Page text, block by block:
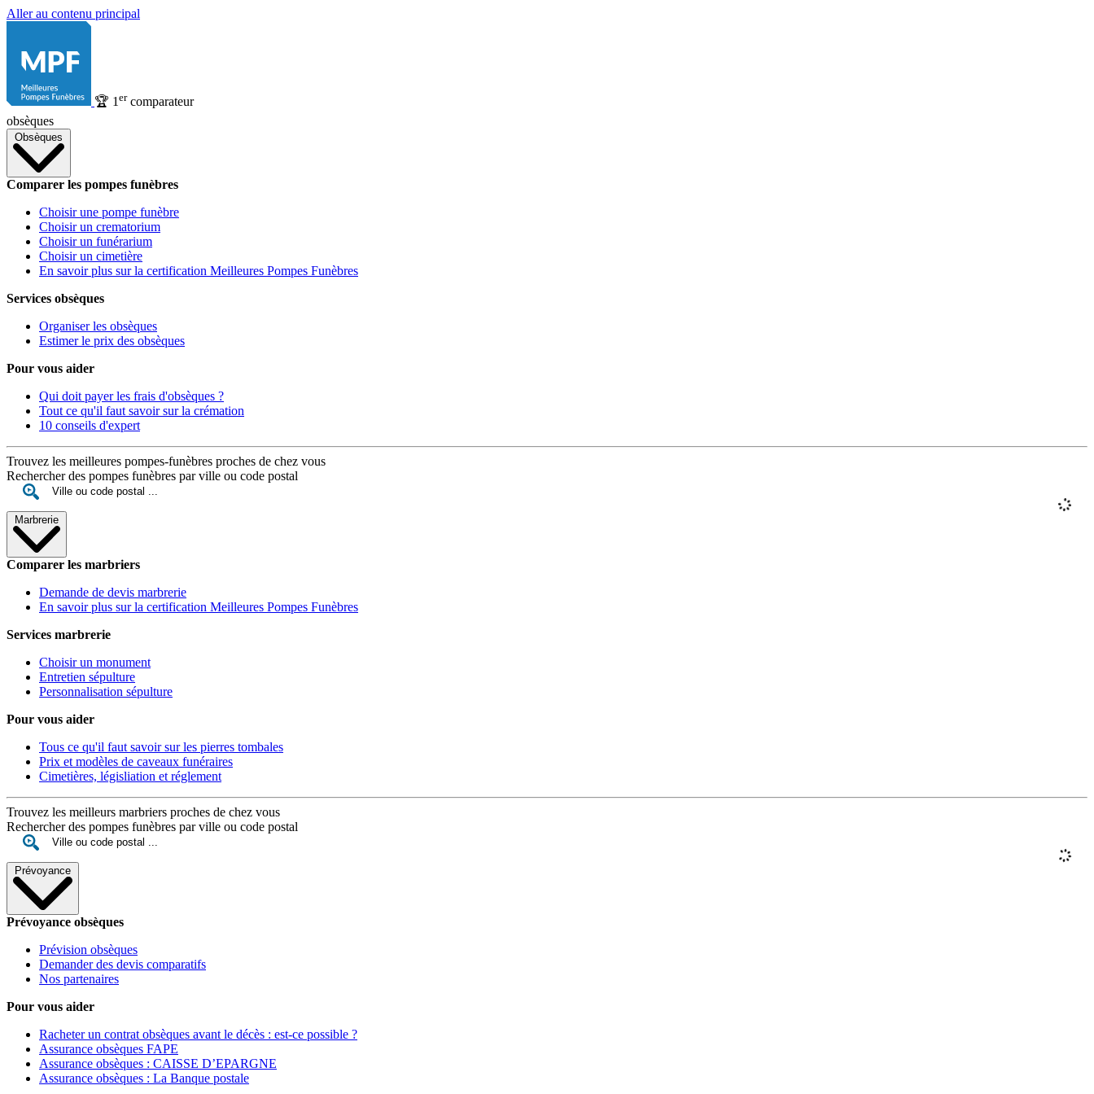
Aller au contenu principal
🏆 1 ercomparateur
obsèques
Obsèques
Comparer les pompes funèbres
Choisir une pompe funèbre
Choisir un crematorium
Choisir un funérarium
Choisir un cimetière
En savoir plus sur la certification Meilleures Pompes Funèbres
Services obsèques
Organiser les obsèques
Estimer le prix des obsèques
Pour vous aider
Qui doit payer les frais d'obsèques ?
Tout ce qu'il faut savoir sur la crémation
10 conseils d'expert
Trouvez les meilleures pompes-funèbres proches de chez vous
Rechercher des pompes funèbres par ville ou code postal
Marbrerie
Comparer les marbriers
Demande de devis marbrerie
En savoir plus sur la certification Meilleures Pompes Funèbres
Services marbrerie
Choisir un monument
Entretien sépulture
Personnalisation sépulture
Pour vous aider
Tous ce qu'il faut savoir sur les pierres tombales
Prix et modèles de caveaux funéraires
Cimetières, législiation et réglement
Trouvez les meilleurs marbriers proches de chez vous
Rechercher des pompes funèbres par ville ou code postal
Prévoyance
Prévoyance obsèques
Prévision obsèques
Demander des devis comparatifs
Nos partenaires
Pour vous aider
Racheter un contrat obsèques avant le décès : est-ce possible ?
Assurance obsèques FAPE
Assurance obsèques : CAISSE D’EPARGNE
Assurance obsèques : La Banque postale